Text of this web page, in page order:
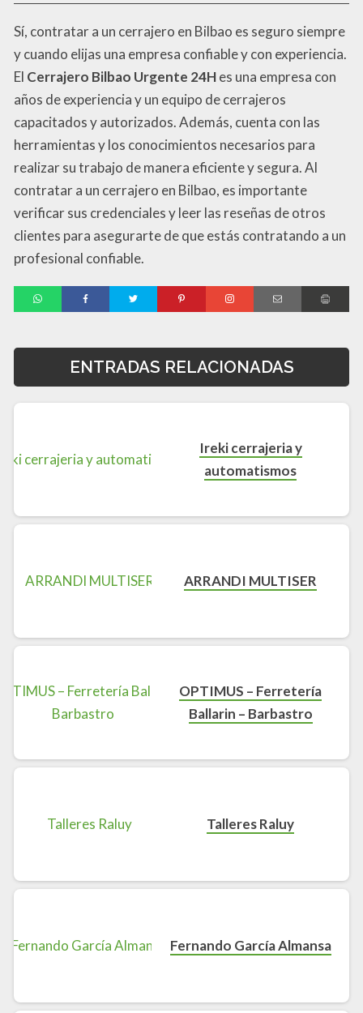
Sí, contratar a un cerrajero en Bilbao es seguro siempre
y cuando elijas una empresa confiable y con experiencia.
El Cerrajero Bilbao Urgente 24Hes una empresa con
años de experiencia y un equipo de cerrajeros
capacitados y autorizados. Además, cuenta con las
herramientas y los conocimientos necesarios para
realizar su trabajo de manera eficiente y segura. Al
contratar a un cerrajero en Bilbao, es importante
verificar sus credenciales y leer las reseñas de otros
clientes para asegurarte de que estás contratando a un
profesional confiable.
ENTRADAS RELACIONADAS
Ireki cerrajeria y
automatismos
ARRANDI MULTISER
OPTIMUS – Ferretería
Ballarin – Barbastro
Talleres Raluy
Fernando García Almansa